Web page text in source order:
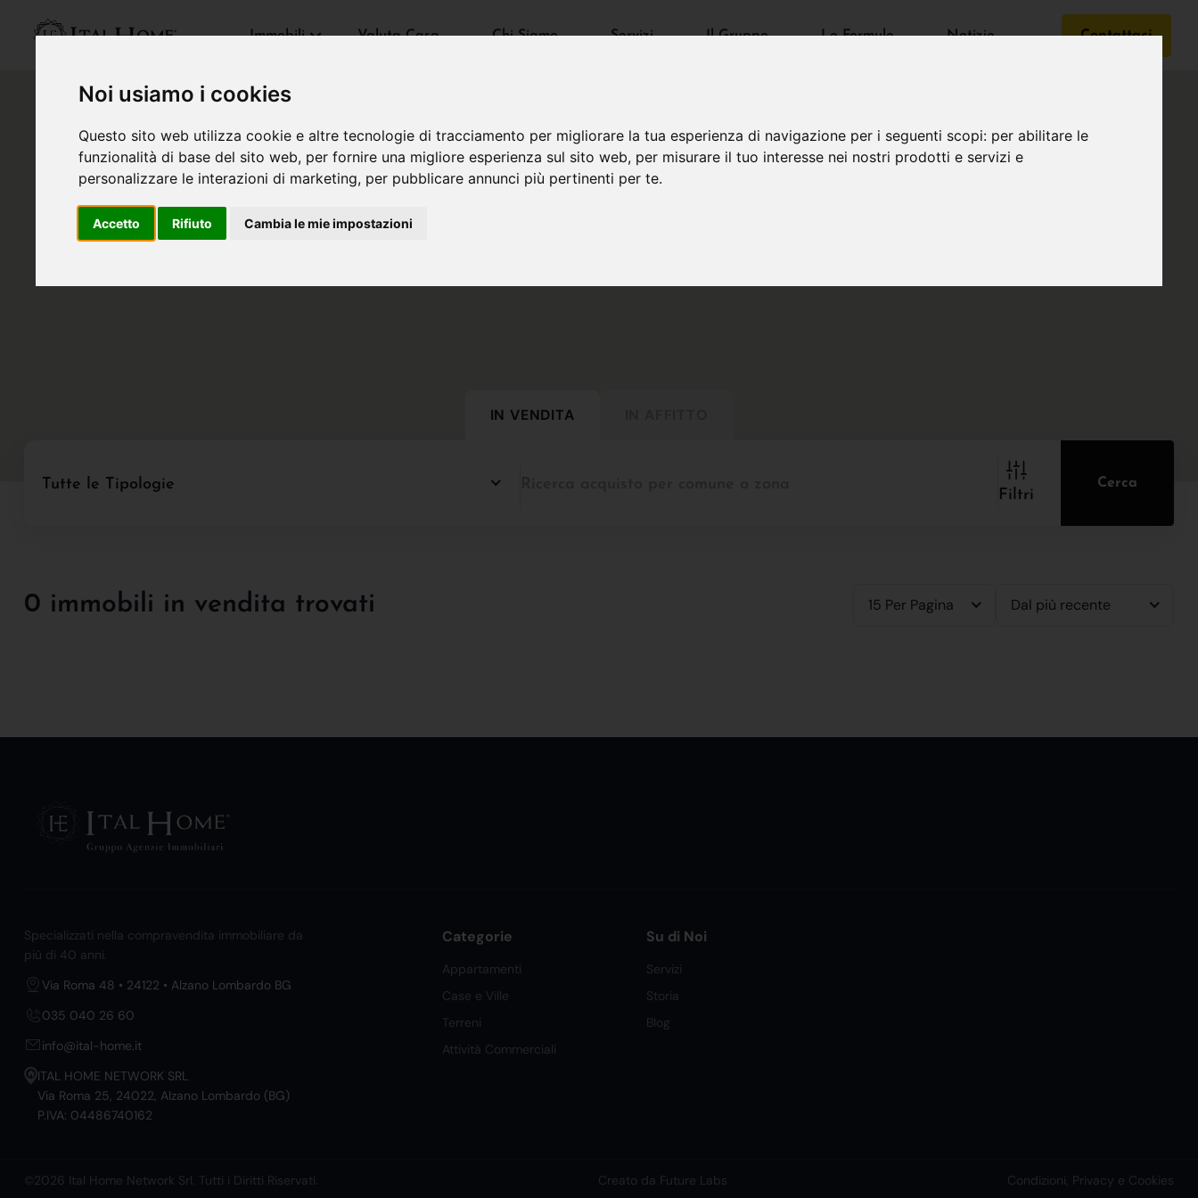
Noi usiamo i cookies
Questo sito web utilizza cookie e altre tecnologie di tracciamento per migliorare la tua esperienza di navigazione per i seguenti scopi: per abilitare le
funzionalità di base del sito web, per fornire una migliore esperienza sul sito web, per misurare il tuo interesse nei nostri prodotti e servizi e
personalizzare le interazioni di marketing, per pubblicare annunci più pertinenti per te.
Accetto Rifiuto Cambia le mie impostazioni
Immobili Valuta Casa Chi Siamo Servizi Il Gruppo Le Formule Notizie Contattaci
IN VENDITA
Tutte le Tipologie
Filtri
Cerca
0 immobili in vendita trovati 15 Per Pagina Dal più recente
Specializzati nella compravendita immobiliare da
più di 40 anni.
Via Roma 48 • 24122 • Alzano Lombardo BG
035 040 26 60
info@ital-home.it
ITAL HOME NETWORK SRL
Via Roma 25, 24022, Alzano Lombardo (BG)
P.IVA: 04486740162
Categorie
Appartamenti
Case e Ville
Terreni
Attività Commerciali
Su di Noi
Servizi
Storia
Blog
©2026 Ital Home Network Srl. Tutti i Diritti Riservati. Creato da Future Labs Condizioni, Privacy e Cookies